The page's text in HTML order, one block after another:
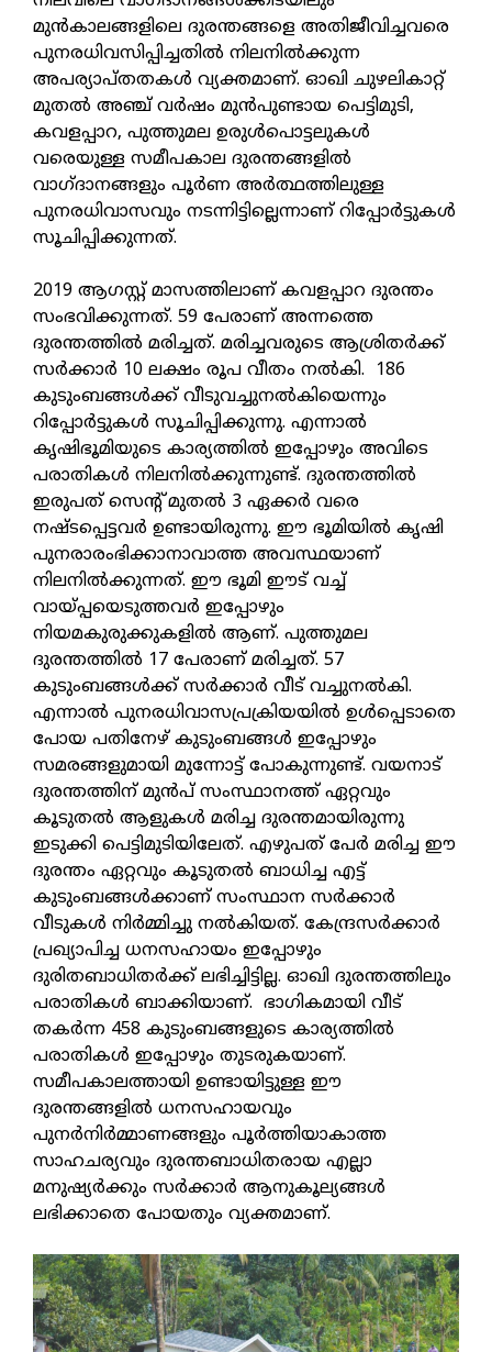
മുന്‍കാലങ്ങളിലെ ദുരന്തങ്ങളെ അതിജീവിച്ചവരെ
പുനരധിവസിപ്പിച്ചതില്‍ നിലനില്‍ക്കുന്ന
അപര്യാപ്തതകള്‍ വ്യക്തമാണ്. ഓഖി ചുഴലികാറ്റ്
മുതല്‍ അഞ്ച് വര്‍ഷം മുന്‍പുണ്ടായ പെട്ടിമുടി,
കവളപ്പാറ, പുത്തുമല ഉരുള്‍പൊട്ടലുകള്‍
വരെയുള്ള സമീപകാല ദുരന്തങ്ങളില്‍
വാഗ്ദാനങ്ങളും പൂര്‍ണ അര്‍ത്ഥത്തിലുള്ള
പുനരധിവാസവും നടന്നിട്ടില്ലെന്നാണ് റിപ്പോര്‍ട്ടുകള്‍
സൂചിപ്പിക്കുന്നത്.
2019 ആഗസ്റ്റ് മാസത്തിലാണ് കവളപ്പാറ ദുരന്തം
സംഭവിക്കുന്നത്. 59 പേരാണ് അന്നത്തെ
ദുരന്തത്തില്‍ മരിച്ചത്. മരിച്ചവരുടെ ആശ്രിതര്‍ക്ക്
സര്‍ക്കാര്‍ 10 ലക്ഷം രൂപ വീതം നല്‍കി. 186
കുടുംബങ്ങള്‍ക്ക് വീടുവച്ചുനല്‍കിയെന്നും
റിപ്പോര്‍ട്ടുകള്‍ സൂചിപ്പിക്കുന്നു. എന്നാല്‍
കൃഷിഭൂമിയുടെ കാര്യത്തില്‍ ഇപ്പോഴും അവിടെ
പരാതികള്‍ നിലനില്‍ക്കുന്നുണ്ട്. ദുരന്തത്തില്‍
ഇരുപത് സെന്റ് മുതല്‍ 3 ഏക്കര്‍ വരെ
നഷ്ടപ്പെട്ടവര്‍ ഉണ്ടായിരുന്നു. ഈ ഭൂമിയില്‍ കൃഷി
പുനരാരംഭിക്കാനാവാത്ത അവസ്ഥയാണ്
നിലനില്‍ക്കുന്നത്. ഈ ഭൂമി ഈട് വച്ച്
വായ്പ്പയെടുത്തവര്‍ ഇപ്പോഴും
നിയമകുരുക്കുകളില്‍ ആണ്. പുത്തുമല
ദുരന്തത്തില്‍ 17 പേരാണ് മരിച്ചത്. 57
കുടുംബങ്ങള്‍ക്ക് സര്‍ക്കാര്‍ വീട് വച്ചുനല്‍കി.
എന്നാല്‍ പുനരധിവാസപ്രക്രിയയില്‍ ഉള്‍പ്പെടാതെ
പോയ പതിനേഴ് കുടുംബങ്ങള്‍ ഇപ്പോഴും
സമരങ്ങളുമായി മുന്നോട്ട് പോകുന്നുണ്ട്. വയനാട്
ദുരന്തത്തിന് മുന്‍പ് സംസ്ഥാനത്ത് ഏറ്റവും
കൂടുതല്‍ ആളുകള്‍ മരിച്ച ദുരന്തമായിരുന്നു
ഇടുക്കി പെട്ടിമുടിയിലേത്. എഴുപത് പേര്‍ മരിച്ച ഈ
ദുരന്തം ഏറ്റവും കൂടുതല്‍ ബാധിച്ച എട്ട്
കുടുംബങ്ങള്‍ക്കാണ് സംസ്ഥാന സര്‍ക്കാര്‍
വീടുകള്‍ നിര്‍മ്മിച്ചു നല്‍കിയത്. കേന്ദ്രസര്‍ക്കാര്‍
പ്രഖ്യാപിച്ച ധനസഹായം ഇപ്പോഴും
ദുരിതബാധിതര്‍ക്ക് ലഭിച്ചിട്ടില്ല. ഓഖി ദുരന്തത്തിലും
പരാതികള്‍ ബാക്കിയാണ്. ഭാഗികമായി വീട്
തകര്‍ന്ന 458 കുടുംബങ്ങളുടെ കാര്യത്തില്‍
പരാതികള്‍ ഇപ്പോഴും തുടരുകയാണ്.
സമീപകാലത്തായി ഉണ്ടായിട്ടുള്ള ഈ
ദുരന്തങ്ങളില്‍ ധനസഹായവും
പുനര്‍നിര്‍മ്മാണങ്ങളും പൂര്‍ത്തിയാകാത്ത
സാഹചര്യവും ദുരന്തബാധിതരായ എല്ലാ
മനുഷ്യര്‍ക്കും സര്‍ക്കാര്‍ ആനുകൂല്യങ്ങള്‍
ലഭിക്കാതെ പോയതും വ്യക്തമാണ്.